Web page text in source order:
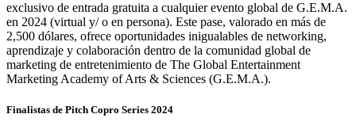
exclusivo de entrada gratuita a cualquier evento global de G.E.M.A.
en 2024 (virtual y/ o en persona). Este pase, valorado en más de
2,500 dólares, ofrece oportunidades inigualables de networking,
aprendizaje y colaboración dentro de la comunidad global de
marketing de entretenimiento de The Global Entertainment
Marketing Academy of Arts & Sciences (G.E.M.A.).
Finalistas de Pitch Copro Series 2024